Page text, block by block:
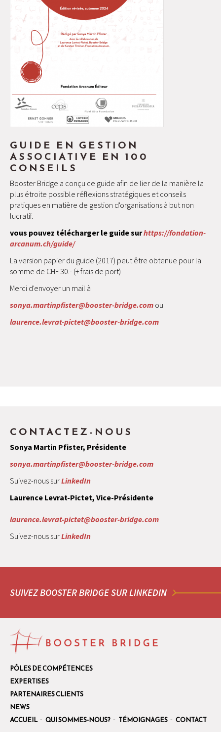
GUIDE EN GESTION
ASSOCIATIVE EN 100
CONSEILS
Booster Bridge a conçu ce guide afin de lier de la manière la
plus étroite possible réflexions stratégiques et conseils
pratiques en matière de gestion d'organisations à but non
lucratif.
vous pouvez télécharger le guide surhttps://fondation-
arcanum.ch/guide/
La version papier du guide (2017) peut être obtenue pour la
somme de CHF 30.- (+ frais de port)
Merci d'envoyer un mail à
sonya.martinpfister@booster-bridge.com ou
laurence.levrat-pictet@booster-bridge.com
CONTACTEZ-NOUS
Sonya Martin Pfister, Présidente
sonya.martinpfister@booster-bridge.com
Suivez-nous surLinkedIn
Laurence Levrat-Pictet, Vice-Présidente
laurence.levrat-pictet@booster-bridge.com
Suivez-nous surLinkedIn
SUIVEZ BOOSTER BRIDGE SUR LINKEDIN
PÔLES DE COMPÉTENCES
EXPERTISES
PARTENAIRES CLIENTS
NEWS
ACCUEIL
QUI SOMMES-NOUS? TÉMOIGNAGES CONTACT